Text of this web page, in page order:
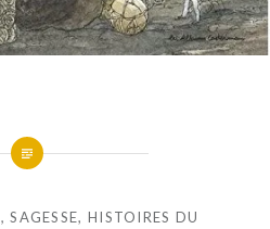
,SAGESSE, HISTOIRES DU